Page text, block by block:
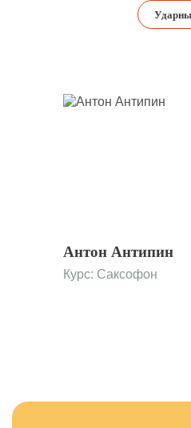
Антон Антипин
Курс: Саксофон